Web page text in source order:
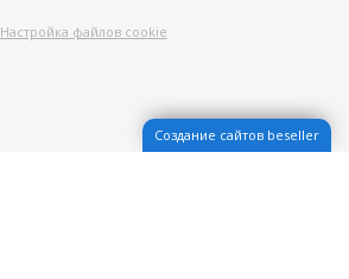
Настройка файлов cookie
Создание сайтов beseller